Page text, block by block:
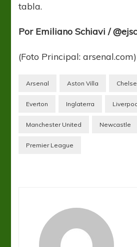
tabla.
Por Emiliano Schiavi /
(Foto Principal: arsenal.com)
Arsenal Aston Villa
Everton Inglaterra
Manchester United Newcastle
Premier League